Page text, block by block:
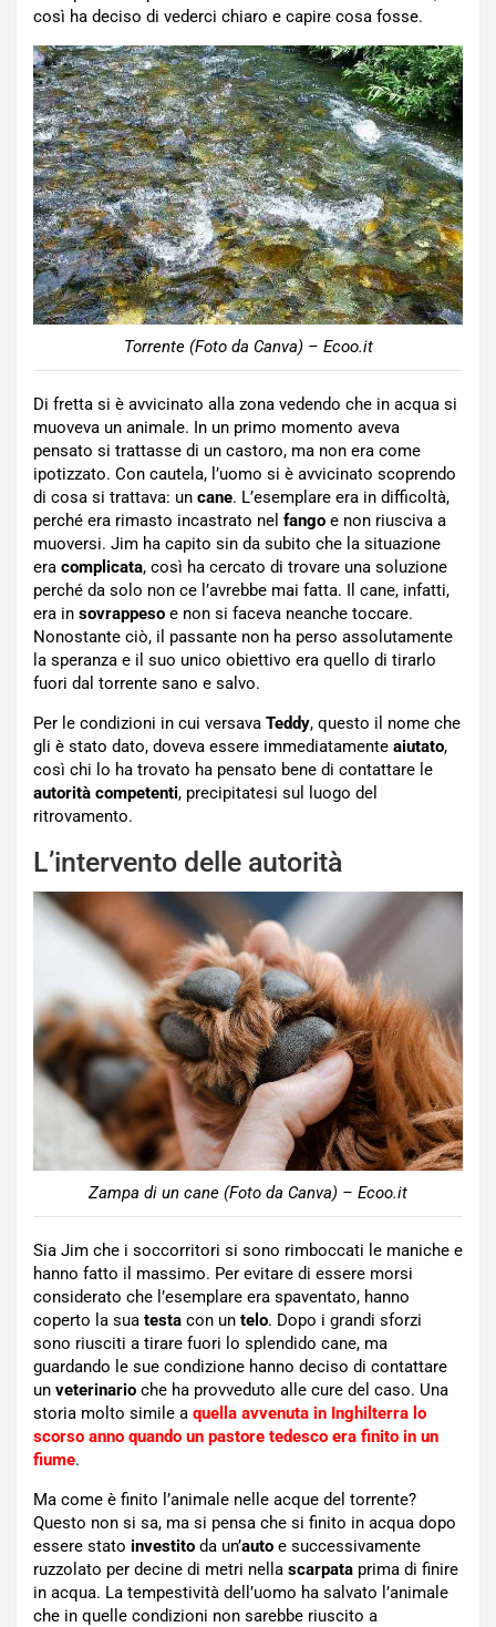
così ha deciso di vederci chiaro e capire cosa fosse.
Torrente (Foto da Canva) – Ecoo.it
Di fretta si è avvicinato alla zona vedendo che in acqua si
muoveva un animale. In un primo momento aveva
pensato si trattasse di un castoro, ma non era come
ipotizzato. Con cautela, l’uomo si è avvicinato scoprendo
di cosa si trattava: un cane. L’esemplare era in difficoltà,
perché era rimasto incastrato nel fango e non riusciva a
muoversi. Jim ha capito sin da subito che la situazione
era complicata, così ha cercato di trovare una soluzione
perché da solo non ce l’avrebbe mai fatta. Il cane, infatti,
era in sovrappeso e non si faceva neanche toccare.
Nonostante ciò, il passante non ha perso assolutamente
la speranza e il suo unico obiettivo era quello di tirarlo
fuori dal torrente sano e salvo.
Per le condizioni in cui versava Teddy, questo il nome che
gli è stato dato, doveva essere immediatamente aiutato,
così chi lo ha trovato ha pensato bene di contattare le
autorità competenti, precipitatesi sul luogo del
ritrovamento.
L’intervento delle autorità
Zampa di un cane (Foto da Canva) – Ecoo.it
Sia Jim che i soccorritori si sono rimboccati le maniche e
hanno fatto il massimo. Per evitare di essere morsi
considerato che l’esemplare era spaventato, hanno
coperto la sua testa con un telo. Dopo i grandi sforzi
sono riusciti a tirare fuori lo splendido cane, ma
guardando le sue condizione hanno deciso di contattare
un veterinario che ha provveduto alle cure del caso. Una
storia molto simile a quella avvenuta in Inghilterra lo
scorso anno quando un pastore tedesco era finito in un
fiume.
Ma come è finito l’animale nelle acque del torrente?
Questo non si sa, ma si pensa che si finito in acqua dopo
essere stato investito da un’auto e successivamente
ruzzolato per decine di metri nella scarpata prima di finire
in acqua. La tempestività dell’uomo ha salvato l’animale
che in quelle condizioni non sarebbe riuscito a